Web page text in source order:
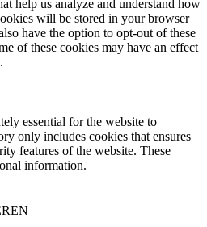
help us analyze and understand how
will be stored in your browser
have the option to opt-out of these
of these cookies may have an effect
essential for the website to
only includes cookies that ensures
features of the website. These
information.